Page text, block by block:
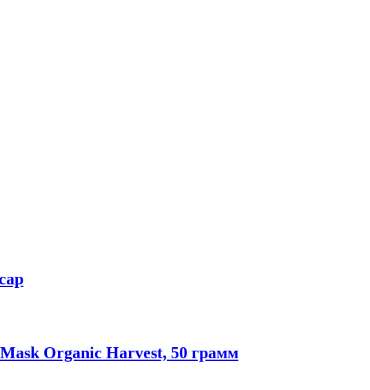
Organic Harvest, 50 грамм